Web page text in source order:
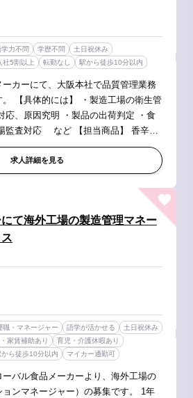
学力不問 学歴不問
土日祝休み
社5割以上 転勤なし 駅から徒歩10分以内
カーにて、大阪本社で品質管理業務
生管
応、原因究明 ・製品の出荷判定 ・食
など 【担当商品】 香辛
グ）、ドリンク、乾物、ジャム、コー
求人詳細を見る
て海外工場の製造管理マネー
職・マネージャー 語学が活かせる
土日祝休み
家賃補助あり
育児・介護休暇あり
から徒歩10分以内 マイカー通勤可
バル食品メーカーより、海外工場の
ンマネージャー）の募集です。 1年